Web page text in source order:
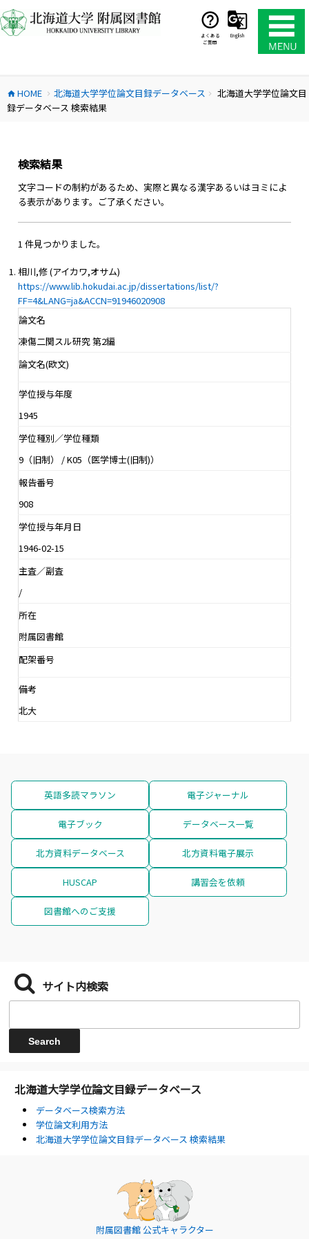
ン
テ
ス
キ
よくある
ご質問
English
home HOME chevron_right 北海道大学学位論文目録データベース chevron_right
北海道大学学位論文目
録データベース 検索結果
検索結果
文字コードの制約があるため、実際と異なる漢字あるいはヨミによ
る表示があります。ご了承ください。
1 件見つかりました。
相川,修 (アイカワ,オサム)
https://www.lib.hokudai.ac.jp/dissertations/list/?
FF=4&LANG=ja&ACCN=91946020908
論文名
凍傷二関スル研究 第2編
論文名(欧文)
学位授与年度
1945
学位種別／学位種類
9（旧制） / K05（医学博士(旧制)）
報告番号
908
学位授与年月日
1946-02-15
主査／副査
/
所在
附属図書館
配架番号
備考
北大
英語多読マラソン 電子ジャーナル
電子ブック データベース一覧
北方資料データベース 北方資料電子展示
HUSCAP 講習会を依頼
図書館へのご支援
サイト内検索
北海道大学学位論文目録データベース
データベース検索方法
学位論文利用方法
北海道大学学位論文目録データベース 検索結果
附属図書館 公式キャラクター